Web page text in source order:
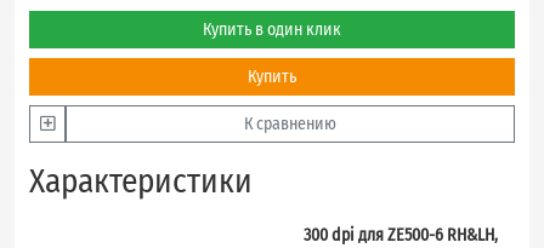
Купить в один клик
Купить
К сравнению
Характеристики
300 dpi для ZE500-6 RH&LH,